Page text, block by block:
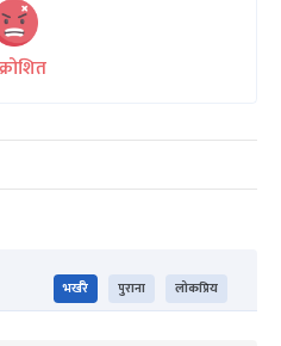
भर्खरै पुराना लोकप्रिय